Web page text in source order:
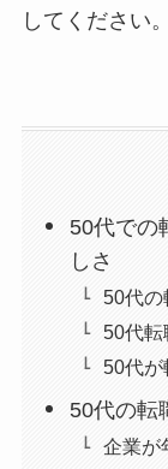
してください。
50代での
しさ
50代
50代転
50代が
50代の転
企業が